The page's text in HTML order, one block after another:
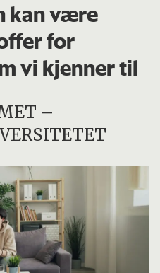
kan være
for
vi kjenner til
–